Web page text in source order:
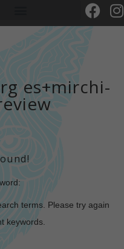
es+mirchi-
terms. Please try again
keywords.